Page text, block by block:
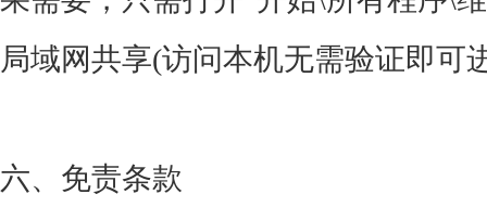
局域网共享(访问本机无需验证即可
六、免责条款